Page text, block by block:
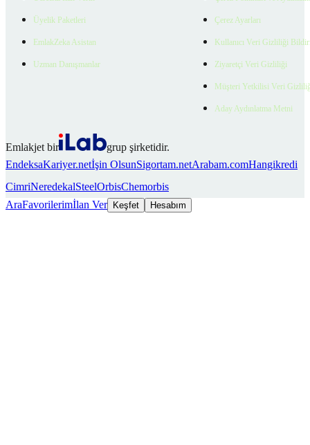
Üyelik Paketleri
EmlakZeka Asistan
Uzman Danışmanlar
Çerez Ayarları
Kullanıcı Veri Gizliliği
Ziyaretçi Veri Gizliliği
Müşteri Yetkilisi Veri
Aday Aydınlatma Metni
Emlakjet bir
grup şirketidir.
EndeksaKariyer.netİşin OlsunSigortam.netArabam.comHangikredi
CimriNeredekalSteelOrbisChemorbis
AraFavorilerimİlan Ver Keşfet Hesabım